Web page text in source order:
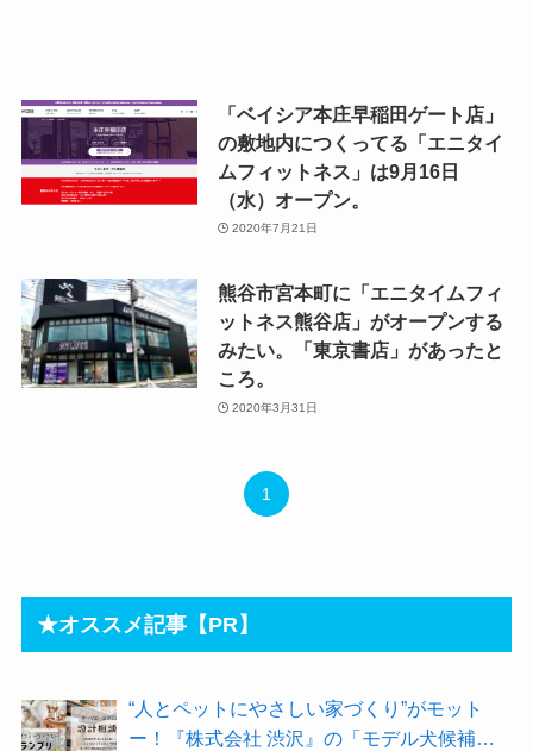
「ベイシア本庄早稲田ゲート店」
の敷地内につくってる「エニタイ
ムフィットネス」は9月16日
（水）オープン。
2020年7月21日
熊谷市宮本町に「エニタイムフィ
ットネス熊谷店」がオープンする
みたい。「東京書店」があったと
ころ。
2020年3月31日
1
★オススメ記事【PR】
“人とペットにやさしい家づくり”がモット
ー！『株式会社 渋沢』の「モデル犬候補」